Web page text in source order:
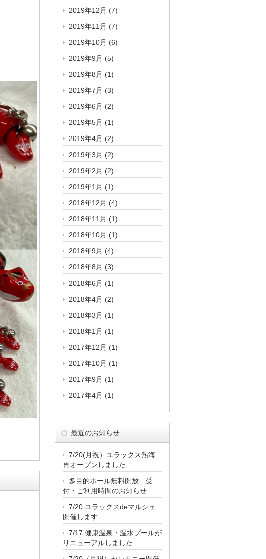
2019年12月 (7)
2019年11月 (7)
2019年10月 (6)
2019年9月 (5)
2019年8月 (1)
2019年7月 (3)
2019年6月 (2)
2019年5月 (1)
2019年4月 (2)
2019年3月 (2)
2019年2月 (2)
2019年1月 (1)
2018年12月 (4)
2018年11月 (1)
2018年10月 (1)
2018年9月 (4)
2018年8月 (3)
2018年6月 (1)
2018年4月 (2)
2018年3月 (1)
2018年1月 (1)
2017年12月 (1)
2017年10月 (1)
2017年9月 (1)
2017年4月 (1)
最近のお知らせ
7/20(月祝）ユラックス熱海
再オープンしました
多目的ホール無料開放 受
付・ご利用時間のお知らせ
7/20 ユラックスdeマルシェ
開催します
7/17 健康温泉・温水プールが
リニューアルしました